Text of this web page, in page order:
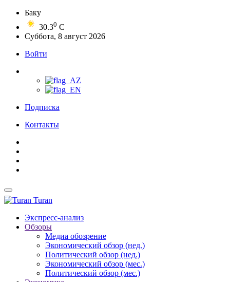
Баку
30.30 C
Суббота, 8 август 2026
Войти
Подписка
Контакты
Turan
Экспресс-анализ
Обзоры
Медиа обозрение
Экономический обзор (нед.)
Политический обзор (нед.)
Экономический обзор (мес.)
Политический обзор (мес.)